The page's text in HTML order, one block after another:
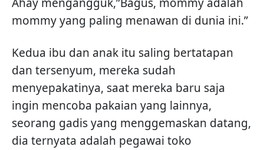
mommy yang paling menawan di dunia ini.”
Kedua ibu dan anak itu saling bertatapan
dan tersenyum, mereka sudah
menyepakatinya, saat mereka baru saja
ingin mencoba pakaian yang lainnya,
seorang gadis yang menggemaskan datang,
dia ternyata adalah pegawai toko